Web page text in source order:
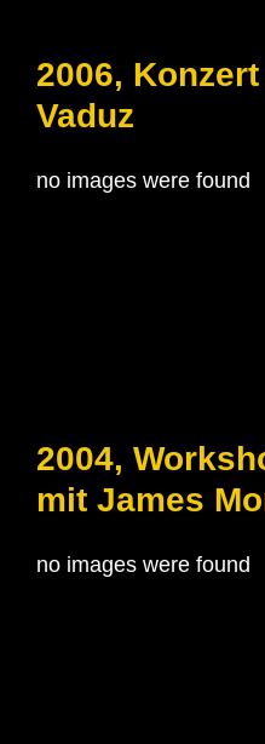
2006,
Vaduz
no images were found
2004,
mit James
no images were found